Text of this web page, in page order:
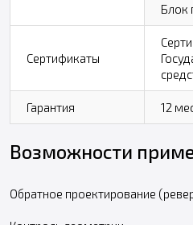
Блок
Сертификаты
Гарантия 12
Возможности
Обратное проектирование